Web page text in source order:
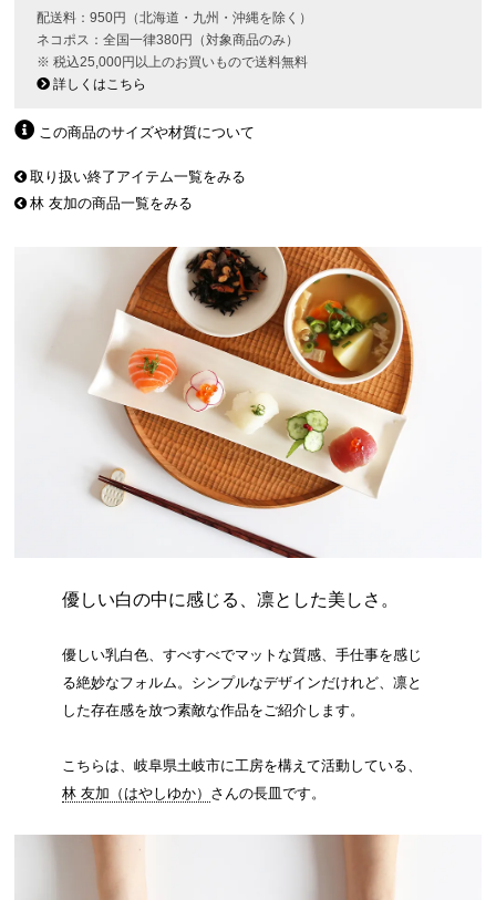
配送料：950円（北海道・九州・沖縄を除く）
ネコポス：全国一律380円（対象商品のみ）
※ 税込25,000円以上のお買いもので送料無料
詳しくはこちら
この商品のサイズや材質について
取り扱い終了アイテム一覧をみる
林 友加の商品一覧をみる
優しい白の中に感じる、凛とした美しさ。
優しい乳白色、すべすべでマットな質感、手仕事を感じ
る絶妙なフォルム。シンプルなデザインだけれど、凛と
した存在感を放つ素敵な作品をご紹介します。
こちらは、岐阜県土岐市に工房を構えて活動している、
林 友加（はやしゆか） さんの長皿です。